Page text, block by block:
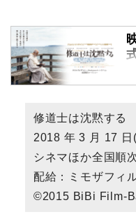
修道士は沈黙する
2018 年 3 月 17 日
シネマほか全国順
配給：ミモザフィ
©2015 BiBi Film-